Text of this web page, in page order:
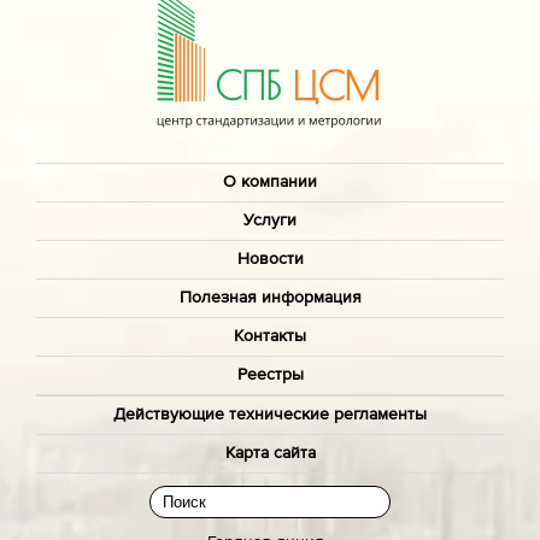
О компании
Услуги
Новости
Полезная информация
Контакты
Реестры
Действующие технические регламенты
Карта сайта